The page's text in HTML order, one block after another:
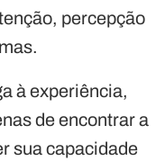
percepção
à experiência,
de encontrar a
sua capacidade